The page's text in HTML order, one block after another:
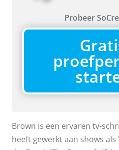
Probeer
Brown is een ervaren tv-
heeft gewerkt aan shows